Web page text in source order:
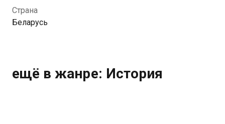
Страна
Беларусь
ещё в жанре: История